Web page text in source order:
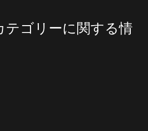
テゴリーに関する情